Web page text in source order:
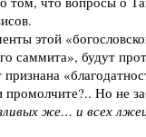
«богословской
будут
Но не
же… и всех